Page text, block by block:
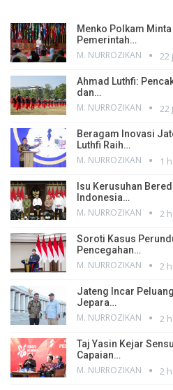
Menko Polkam
Pemerintah…
M. NURROZIKAN 22
Ahmad Luthfi:
dan…
M. NURROZIKAN 22
Beragam Inovasi
Luthfi Raih…
M. NURROZIKAN 1
Isu Kerusuhan
Indonesia…
M. NURROZIKAN 2
Soroti Kasus
Pencegahan…
M. NURROZIKAN 2
Jateng Incar
Jepara…
M. NURROZIKAN 2
Taj Yasin Kejar
Capaian…
M. NURROZIKAN 2